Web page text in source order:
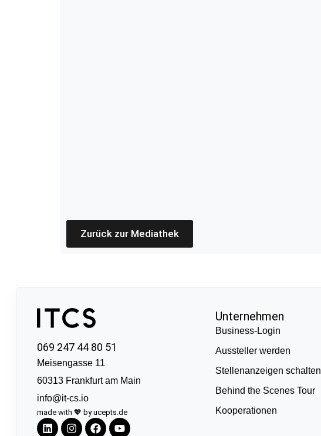
Zurück zur Mediathek
069 247 44 80 51
Meisengasse 11
60313 Frankfurt am Main
info@it-cs.io
made with 💖 by ucepts.de
Unternehmen
Business-Login
Aussteller werden
Stellenanzeigen schalten
Behind the Scenes Tour
Kooperationen